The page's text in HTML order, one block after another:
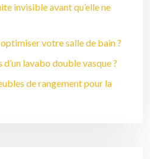
invisible avant qu’elle ne
votre salle de bain ?
lavabo double vasque ?
de rangement pour la